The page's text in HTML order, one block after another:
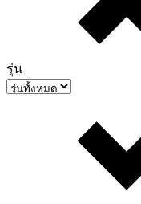
รุ่น